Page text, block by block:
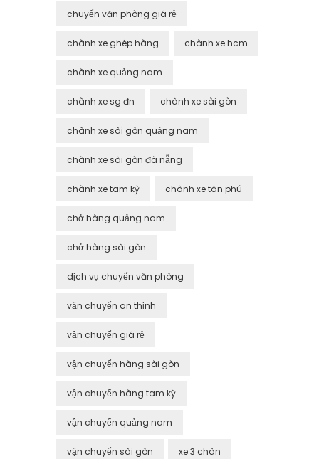
chuyển văn phòng giá rẻ
chành xe ghép hàng chành xe hcm
chành xe quảng nam
chành xe sg đn chành xe sài gòn
chành xe sài gòn quảng nam
chành xe sài gòn đà nẵng
chành xe tam kỳ chành xe tân phú
chở hàng quảng nam
chở hàng sài gòn
dịch vụ chuyển văn phòng
vận chuyển an thịnh
vận chuyển giá rẻ
vận chuyển hàng sài gòn
vận chuyển hàng tam kỳ
vận chuyển quảng nam
vận chuyển sài gòn xe 3 chân